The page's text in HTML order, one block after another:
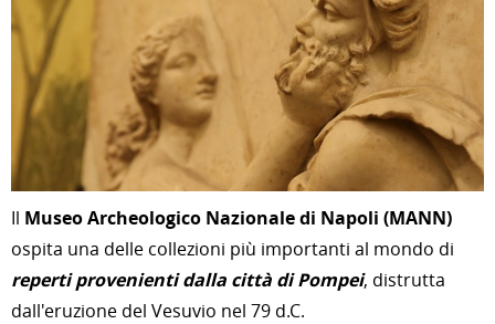
Il Museo Archeologico Nazionale di Napoli (MANN)
ospita una delle collezioni più importanti al mondo di
reperti provenienti dalla città di Pompei, distrutta
dall'eruzione del Vesuvio nel 79 d.C.